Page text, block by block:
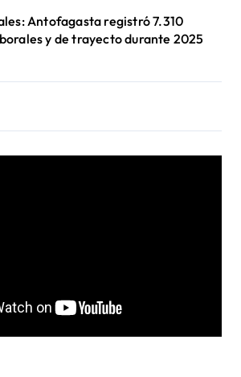
Antofagasta registró 7.310
y de trayecto durante 2025